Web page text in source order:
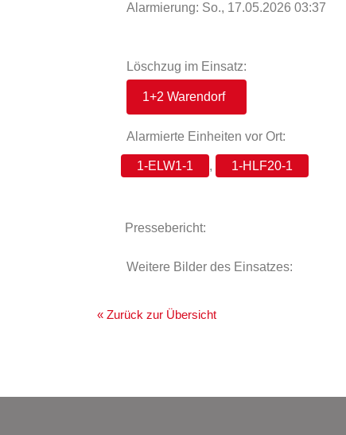
Alarmierung: So., 17.05.2026 03:37
Löschzug im Einsatz:
1+2 Warendorf
Alarmierte Einheiten vor Ort:
1-ELW1-1 , 1-HLF20-1
Pressebericht:
Weitere Bilder des Einsatzes:
« Zurück zur Übersicht